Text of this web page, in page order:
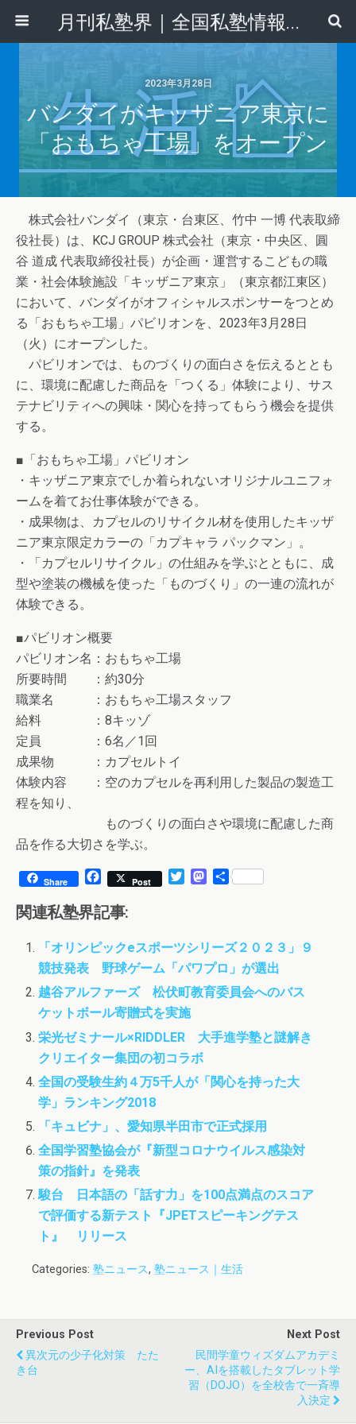
月刊私塾界｜全国私塾情報センター
2023年3月28日
バンダイがキッザニア東京に
「おもちゃ工場」をオープン
株式会社バンダイ（東京・台東区、竹中 一博 代表取締
役社長）は、KCJ GROUP 株式会社（東京・中央区、圓
谷 道成 代表取締役社長）が企画・運営するこどもの職
業・社会体験施設「キッザニア東京」（東京都江東区）
において、バンダイがオフィシャルスポンサーをつとめ
る「おもちゃ工場」パビリオンを、2023年3月28日
（火）にオープンした。
パビリオンでは、ものづくりの面白さを伝えるととも
に、環境に配慮した商品を「つくる」体験により、サス
テナビリティへの興味・関心を持ってもらう機会を提供
する。
■「おもちゃ工場」パビリオン
・キッザニア東京でしか着られないオリジナルユニフォ
ームを着てお仕事体験ができる。
・成果物は、カプセルのリサイクル材を使用したキッザ
ニア東京限定カラーの「カプキャラ パックマン」。
・「カプセルリサイクル」の仕組みを学ぶとともに、成
型や塗装の機械を使った「ものづくり」の一連の流れが
体験できる。
■パビリオン概要
パビリオン名：おもちゃ工場
所要時間 ：約30分
職業名 ：おもちゃ工場スタッフ
給料 ：8キッゾ
定員 ：6名／1回
成果物 ：カプセルトイ
体験内容 ：空のカプセルを再利用した製品の製造工
程を知り、
ものづくりの面白さや環境に配慮した商
品を作る大切さを学ぶ。
Share
F
c
e
b
o
o
k
Post
t
e
r
M
o
d
o
n
共
関連私塾界記事:
「オリンピックeスポーツシリーズ２０２３」９
競技発表 野球ゲーム「パワプロ」が選出
越谷アルファーズ 松伏町教育委員会へのバス
ケットボール寄贈式を実施
栄光ゼミナール×RIDDLER 大手進学塾と謎解き
クリエイター集団の初コラボ
全国の受験生約４万5千人が「関心を持った大
学」ランキング2018
「キュビナ」、愛知県半田市で正式採用
全国学習塾協会が『新型コロナウイルス感染対
策の指針』を発表
駿台 日本語の「話す力」を100点満点のスコア
で評価する新テスト『JPETスピーキングテス
ト』 リリース
Categories: 塾ニュース, 塾ニュース｜生活
Previous Post
異次元の少子化対策 たた
き台
Next Post
民間学童ウィズダムアカデミ
ー、AIを搭載したタブレット学
習（DOJO）を全校舎で一斉導
入決定